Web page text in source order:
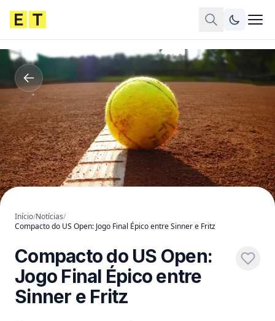
Início/Notícias/
Compacto do US Open: Jogo Final Épico entre Sinner e Fritz
Compacto do US Open:
Jogo Final Épico entre
Sinner e Fritz